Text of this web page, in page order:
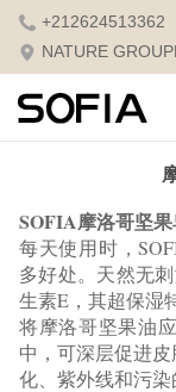
+212624513362
NATURE
SOFIA摩洛哥坚
每天使用时，
多好处。 天然无
生素E，其超保湿
将摩洛哥坚果油
中，可深层促进
化、紫外线和污染